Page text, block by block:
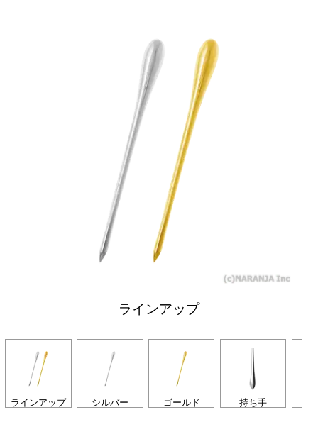
ラインアップ
ラインアップ シルバー ゴールド 持ち手